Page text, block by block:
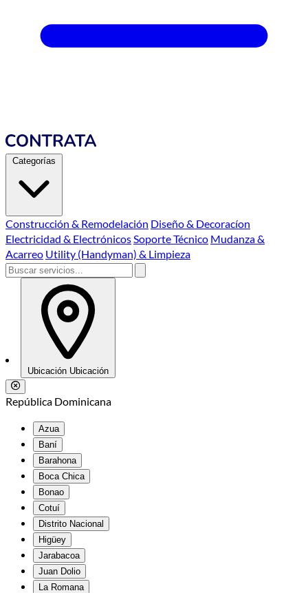
Categorías
Construcción & Remodelación Diseño & Decoracíon
Electricidad & ElectrónicosSoporte Técnico Mudanza &
Acarreo Utility (Handyman) & Limpieza
Ubicación Ubicación
República Dominicana
Azua
Baní
Barahona
Boca Chica
Bonao
Cotuí
Distrito Nacional
Higüey
Jarabacoa
Juan Dolio
La Romana